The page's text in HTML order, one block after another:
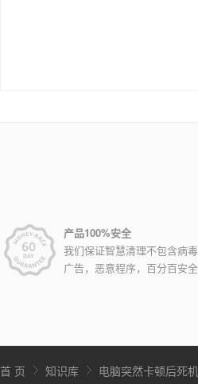
产品100%安全
我们保证智慧清理不包含病毒
广告，恶意程序，百分百安全
首 页 知识库 电脑突然卡顿后死